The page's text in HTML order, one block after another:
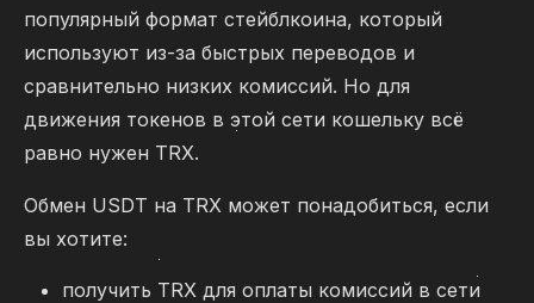
популярный формат стейблкоина, который
используют из-за быстрых переводов и
сравнительно низких комиссий. Но для
движения токенов в этой сети кошельку всё
равно нужен TRX.
Обмен USDT на TRX может понадобиться, если
вы хотите:
получить TRX для оплаты комиссий в сети